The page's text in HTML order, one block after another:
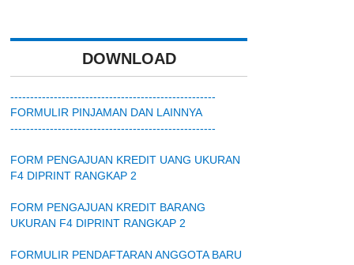
DOWNLOAD
----------------------------------------------------
FORMULIR PINJAMAN DAN LAINNYA
----------------------------------------------------
FORM PENGAJUAN KREDIT UANG UKURAN
F4 DIPRINT RANGKAP 2
FORM PENGAJUAN KREDIT BARANG
UKURAN F4 DIPRINT RANGKAP 2
FORMULIR PENDAFTARAN ANGGOTA BARU